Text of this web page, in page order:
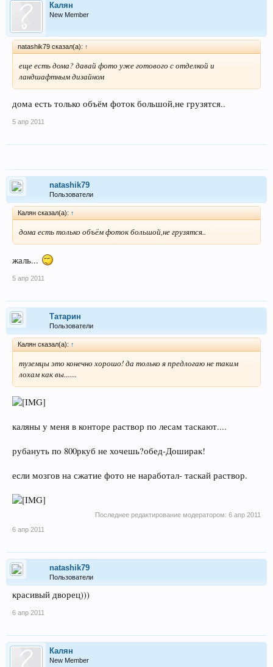
Калян
New Member
natashik79 сказал(а): ↑
еще есть дома? давай фото уже готового с отделкой и
ландшафтным дизайном
дома есть только объём фоток большой,не грузятся..
5 апр 2011
natashik79
Пользователи
Калян сказал(а): ↑
дома есть только объём фоток большой,не грузятся..
жаль...
5 апр 2011
Татарин
Пользователи
Калян сказал(а): ↑
туземцы это конечно хорошо! да только я предлогаю не таким
лохам как вы.......
каляны у меня в конторе раствор по лесам таскают....
рубануть по 800ркуб не хочешь?обед-Доширак!
если мозгов на сжатие фото не наработал- таскай раствор.
Последнее редактирование модератором: 6 апр 2011
6 апр 2011
natashik79
Пользователи
красивый дворец)))
6 апр 2011
Калян
New Member